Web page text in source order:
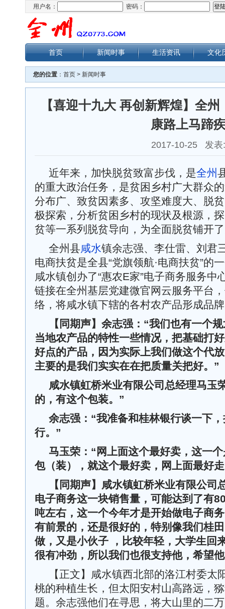
用户名： 密码：
首页 新闻时事 生活资讯 文化
您的位置 ： 首页 > 新闻时事
【喜迎十九大 再创新辉煌】全
康路上马蹄
2017-10-25 发表:
近年来，加快脱贫致富步伐，是全州
的重大政治任务，是贫困乡村广大群众
分布广、致贫因素多、攻坚难度大、脱
极探索，分析贫困乡村的现状及根源，
贫等一系列脱贫导向，为全面脱贫铺开
全州县咸水镇余志强、李仕雷、刘君
电商扶贫是全县“党旗领航·电商扶贫”的
咸水镇创办了“惠农E家”电子商务服务中
链接在全州基层党建微官网云服务平台
络，将咸水镇下辖的各村农产品形成品
【同期声】 余志强： “我们也有一个
当地农产品的特性一些情况，把基础打
好点的产品，因为实际上我们做这个代
主要的是我们实实在在把质量关把好。”
咸水镇虹桥米业有限公司总经理马玉
的，有这个包装。”
余志强 ：“我准备和桂林银行谈一下
行。”
马玉荣： “ 网上面这个最好卖，这一
包（装），就这个最好卖，网上面最好
【同期声】 咸水镇虹桥米业有限公司
电子商务这一块销售量，可能达到了有
吨左右，这一个今年才是开始做电子商
有前景的，还是很好的，特别像我们桂
做，又是小伙子 ，比较年轻，大学生回
很有冲劲，所以我们也很支持他，希望
【正文】咸水镇西北部的洛江村委太
桃的种植生长，但太阳安村山高路远，
题。余志强他们在寻思，将大山里的二